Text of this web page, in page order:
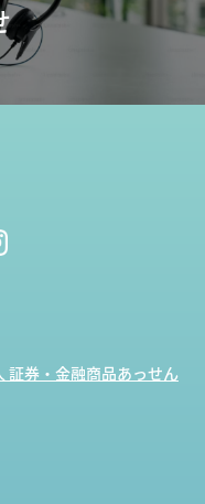
証券・金融商品あっせん